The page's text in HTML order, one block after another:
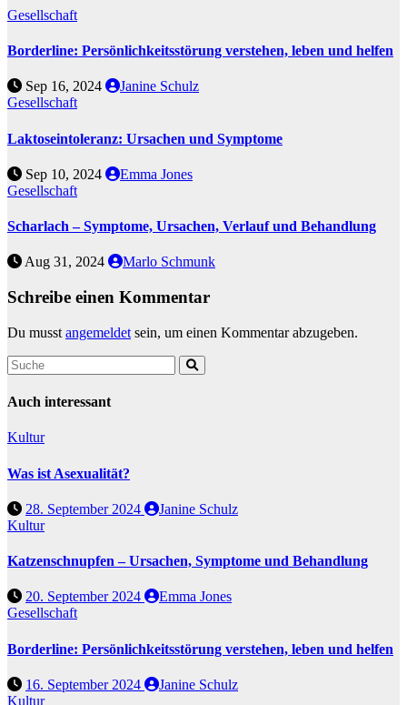
Gesellschaft
Borderline: Persönlichkeitsstörung verstehen, leben und helfen
Sep 16, 2024
Janine Schulz
Gesellschaft
Laktoseintoleranz: Ursachen und Symptome
Sep 10, 2024
Emma Jones
Gesellschaft
Scharlach – Symptome, Ursachen, Verlauf und Behandlung
Aug 31, 2024 Marlo Schmunk
Schreibe einen Kommentar
Du musst angemeldet sein, um einen Kommentar abzugeben.
Auch interessant
Kultur
Was ist Asexualität?
28. September 2024
Janine Schulz
Kultur
Katzenschnupfen – Ursachen, Symptome und Behandlung
20. September 2024
Emma Jones
Gesellschaft
Borderline: Persönlichkeitsstörung verstehen, leben und helfen
16. September 2024
Janine Schulz
Kultur